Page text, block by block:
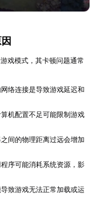
戏模式，其卡顿问题通常
络连接是导致游戏延迟和
机配置不足可能限制游戏
间的物理距离过远会增加
序可能消耗系统资源，影
致游戏无法正常加载或运